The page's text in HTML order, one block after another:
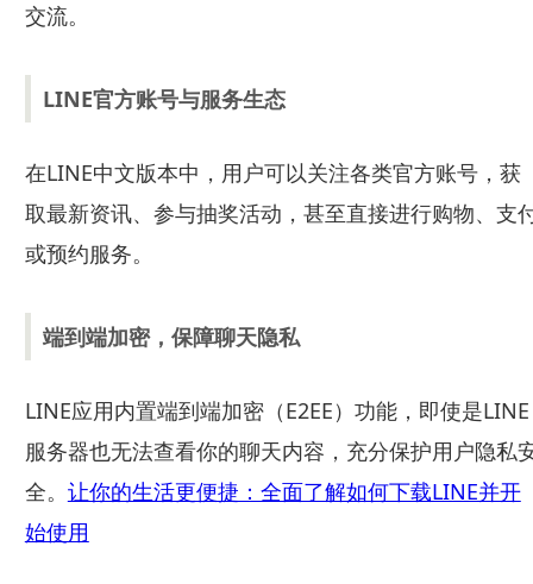
交流。
LINE官方账号与服务生态
在LINE中文版本中，用户可以关注各类官方账号，获
取最新资讯、参与抽奖活动，甚至直接进行购物、支
或预约服务。
端到端加密，保障聊天隐私
LINE应用内置端到端加密（E2EE）功能，即使是LINE
服务器也无法查看你的聊天内容，充分保护用户隐私
全。 让你的生活更便捷：全面了解如何下载LINE并开
始使用